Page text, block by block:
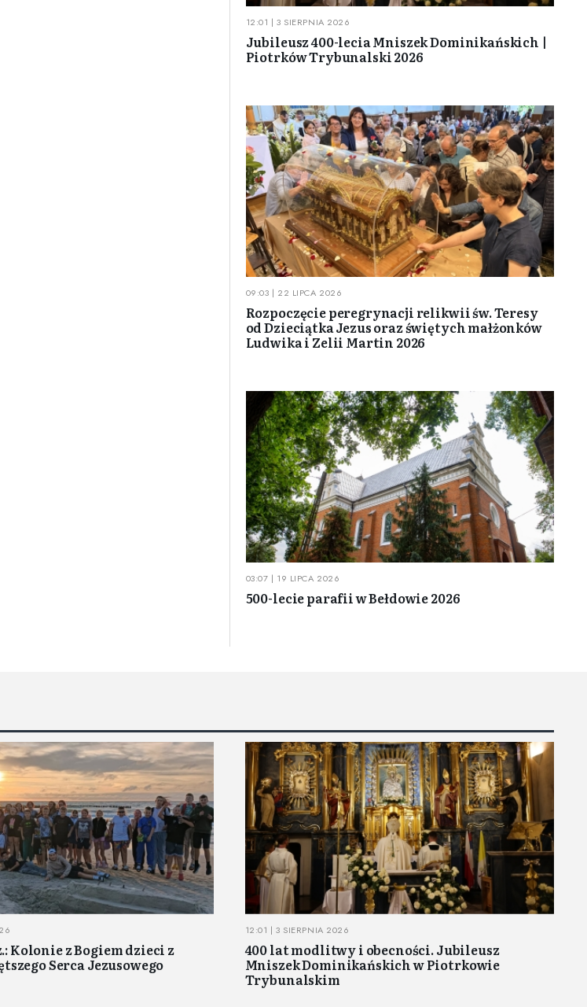
12:01 | 3 SIERPNIA 2026
Jubileusz 400-lecia Mniszek Dominikańskich |
Piotrków Trybunalski 2026
09:03 | 22 LIPCA 2026
Rozpoczęcie peregrynacji relikwii św. Teresy
od Dzieciątka Jezus oraz świętych małżonków
Ludwika i Zelii Martin 2026
03:07 | 19 LIPCA 2026
500-lecie parafii w Bełdowie 2026
Kolonie z Bogiem dzieci z
Serca Jezusowego
12:01 | 3 SIERPNIA 2026
400 lat modlitwy i obecności. Jubileusz
Mniszek Dominikańskich w Piotrkowie
Trybunalskim